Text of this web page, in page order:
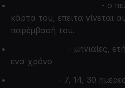
- ο
κάρτα του, έπειτα γίνεται
παρέμβασή του.
- μηνιαίες,
ένα χρόνο
- 7, 14, 30